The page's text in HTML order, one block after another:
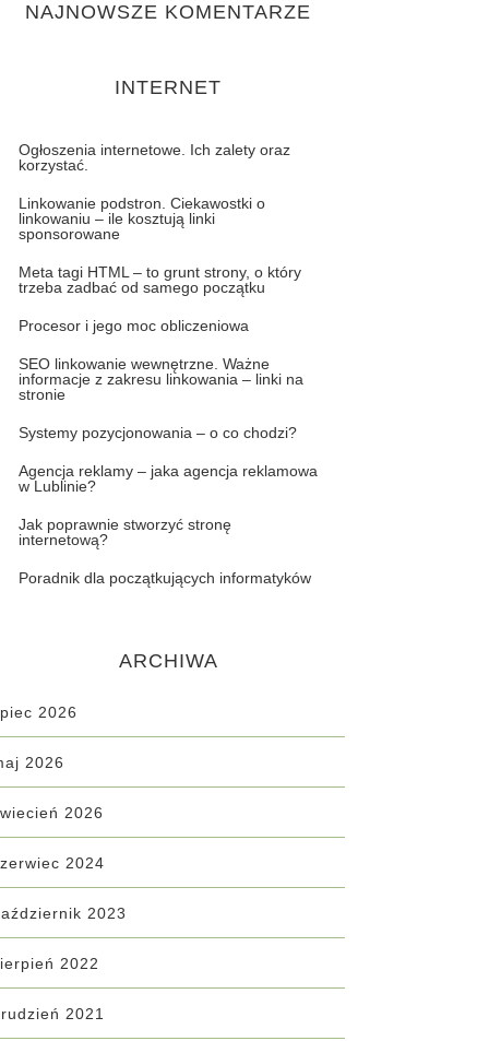
NAJNOWSZE KOMENTARZE
INTERNET
Ogłoszenia internetowe. Ich zalety oraz
korzystać.
Linkowanie podstron. Ciekawostki o
linkowaniu – ile kosztują linki
sponsorowane
Meta tagi HTML – to grunt strony, o który
trzeba zadbać od samego początku
Procesor i jego moc obliczeniowa
SEO linkowanie wewnętrzne. Ważne
informacje z zakresu linkowania – linki na
stronie
Systemy pozycjonowania – o co chodzi?
Agencja reklamy – jaka agencja reklamowa
w Lublinie?
Jak poprawnie stworzyć stronę
internetową?
Poradnik dla początkujących informatyków
ARCHIWA
2026
2026
2026
2024
2023
2022
2021